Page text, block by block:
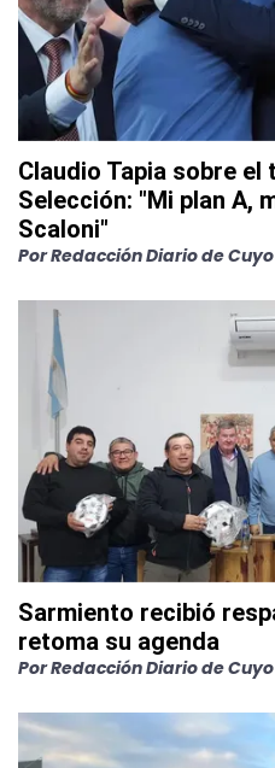
Claudio Tapia sobre el
Selección: "Mi plan A,
Scaloni"
PorRedacción Diario de Cuyo
Sarmiento recibió
retoma su agenda
PorRedacción Diario de Cuyo